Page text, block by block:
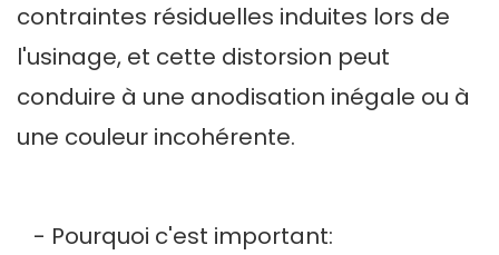
contraintes résiduelles induites lors de
l'usinage, et cette distorsion peut
conduire à une anodisation inégale ou à
une couleur incohérente.
- Pourquoi c'est important: